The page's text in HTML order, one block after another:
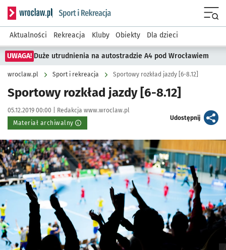
Serwis informacyjny wroclaw.pl podserwis: Sport i rekreacja
Aktualności Rekreacja Kluby Obiekty Dla dzieci
UWAGA! Duże utrudnienia na autostradzie A4 pod Wrocławiem
wroclaw.pl Sport i rekreacja Sportowy rozkład jazdy [6-8.12]
Sportowy rozkład jazdy [6-8.12]
Data publikacji:
05.12.2019 00:00 | Autor:
Redakcja www.wroclaw.pl
Materiał archiwalny
Udostępnijartykuł
Kliknij, aby powiększyć